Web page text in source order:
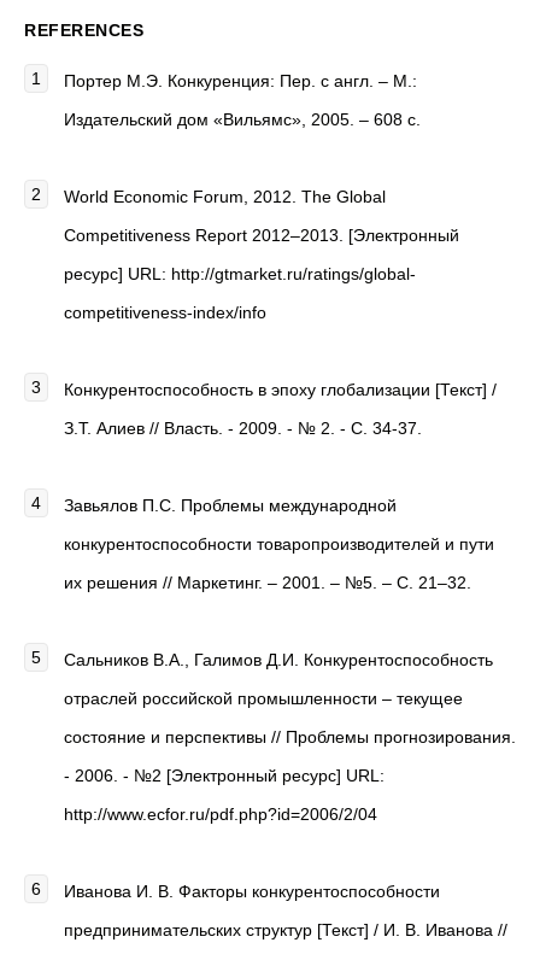
REFERENCES
Портер М.Э. Конкуренция: Пер. с англ. – М.:
Издательский дом «Вильямс», 2005. – 608 с.
World Economic Forum, 2012. The Global
Competitiveness Report 2012–2013. [Электронный
ресурс] URL: http://gtmarket.ru/ratings/global-
competitiveness-index/info
Конкурентоспособность в эпоху глобализации [Текст] /
З.Т. Алиев // Власть. - 2009. - № 2. - С. 34-37.
Завьялов П.С. Проблемы международной
конкурентоспособности товаропроизводителей и пути
их решения // Маркетинг. – 2001. – №5. – С. 21–32.
Сальников В.А., Галимов Д.И. Конкурентоспособность
отраслей российской промышленности – текущее
состояние и перспективы // Проблемы прогнозирования.
- 2006. - №2 [Электронный ресурс] URL:
http://www.ecfor.ru/pdf.php?id=2006/2/04
Иванова И. В. Факторы конкурентоспособности
предпринимательских структур [Текст] / И. В. Иванова //